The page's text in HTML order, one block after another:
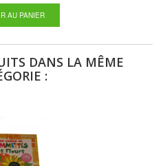
AU PANIER
DANS LA MÊME
: